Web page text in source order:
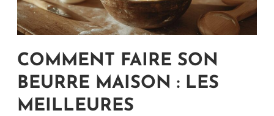
COMMENT FAIRE SON
BEURRE MAISON : LES
MEILLEURES